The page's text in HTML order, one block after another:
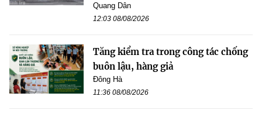
Quang Dân
12:03 08/08/2026
Tăng kiểm tra trong công tác chống
buôn lậu, hàng giả
Đông Hà
11:36 08/08/2026